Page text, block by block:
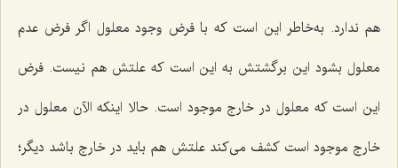
هم ندارد. به‌خاطر این است که با فرض وجود معلول اگر فرض عدم
معلول بشود این برگشتش به این است که علتش هم نیست. فرض
این است که معلول در خارج موجود است. حالا اینکه الآن معلول در
خارج موجود است کشف مى‌کند علتش هم باید در خارج باشد دیگر؛